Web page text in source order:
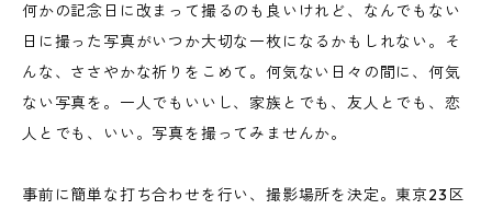
何かの記念日に改まって撮るのも良いけれど、なんでもない
日に撮った写真がいつか大切な一枚になるかもしれない。そ
んな、ささやかな祈りをこめて。何気ない日々の間に、何気
ない写真を。一人でもいいし、家族とでも、友人とでも、恋
人とでも、いい。写真を撮ってみませんか。
事前に簡単な打ち合わせを行い、撮影場所を決定。東京23区